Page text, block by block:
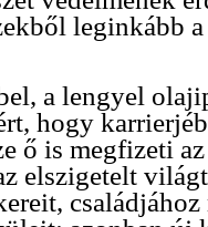
leginkább
a lengyel
hogy
ő is megfizeti
elszigetelt
családjához